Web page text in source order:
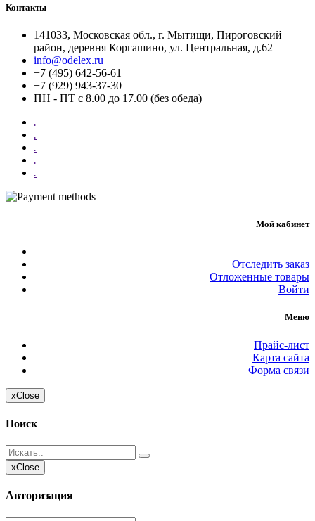
Контакты
141033, Московская обл., г. Мытищи, Пироговский
район, деревня Коргашино, ул. Центральная, д.62
info@odelex.ru
+7 (495) 642-56-61
+7 (929) 943-37-30
ПН - ПТ с 8.00 до 17.00 (без обеда)
.
.
.
.
.
Мой кабинет
Отследить заказ
Отложенные товары
Войти
Меню
Прайс-лист
Карта сайта
Форма связи
xClose
Поиск
xClose
Авторизация